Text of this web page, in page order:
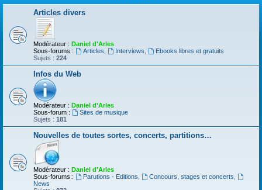
Articles divers
Modérateur : Daniel d'Arles
Sous-forums :
Articles Interviews
Ebooks libres et gratuits
Sujets : 224
Infos du Web
Modérateur : Daniel d'Arles
Sous-forum :
Sites de musique
Sujets : 181
Nouvelles de toutes sortes, concerts, partitions…
Modérateur : Daniel d'Arles
Sous-forums :
Parutions - Editions Concours, stages et concerts
News